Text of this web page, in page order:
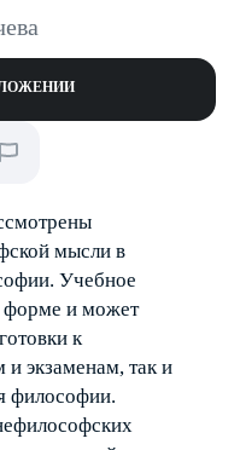
мысли в
Учебное
форме и может
к
и экзаменам, так и
философии.